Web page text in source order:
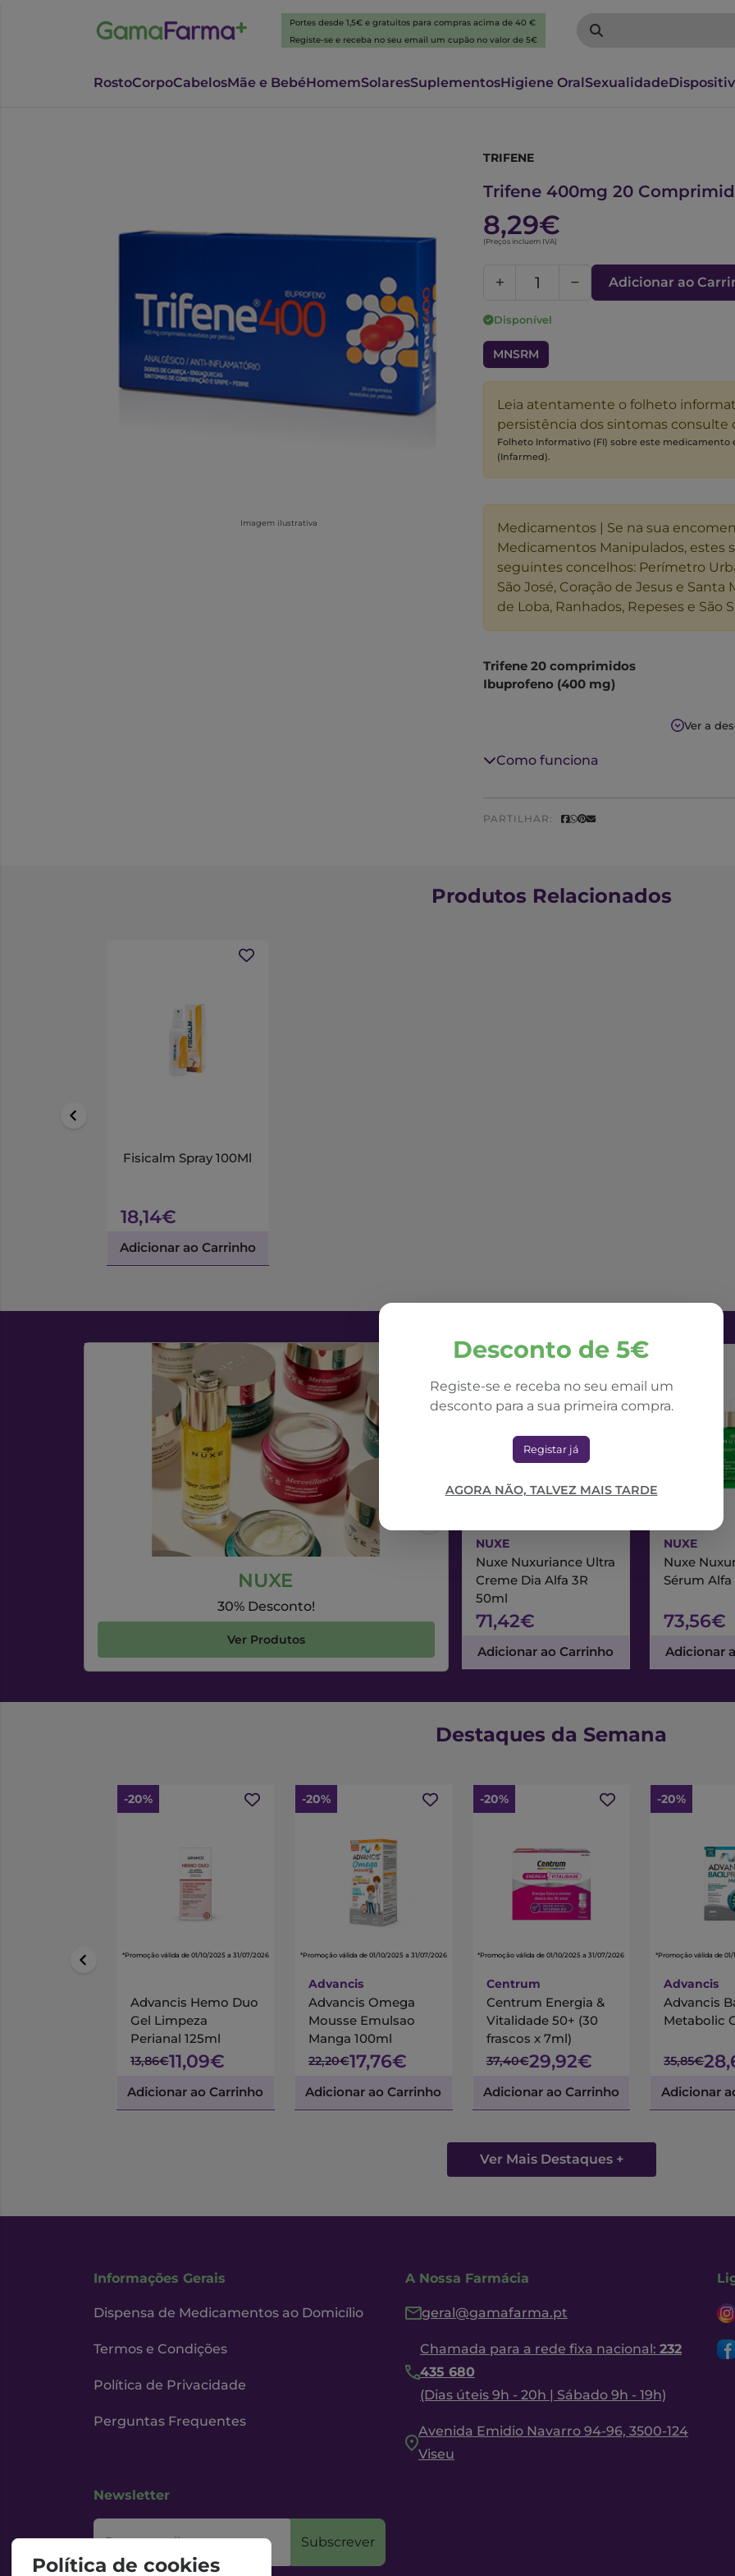
Portes desde 1,5€ e gratuitos para compras acima de 40 €
Registe-se e receba no seu email um cupão no valor de 5€
RostoCorpoCabelosMãe e BebéHomemSolaresSuplementosHigiene OralSexualidade
Imagem ilustrativa
TRIFENE
Trifene 400mg 20
8,29€
(Preços incluem IVA)
Adicionar ao
Disponível
MNSRM
Leia atentamente o folheto
persistência dos sintomas
Folheto Informativo (FI) sobre este
(Infarmed).
Medicamentos | Se na sua
Medicamentos Manipulados, estes
seguintes concelhos: Perímetro
São José, Coração de Jesus e Santa
de Loba, Ranhados, Repeses e São
Trifene 20 comprimidos
Ibuprofeno (400 mg)
Trifene 400 é um anti-inflamatório,
dor ligeira a moderada, como dor de
menstruais, dores de costas, e da
constipações.
Ver a
Como funciona
PARTILHAR:
Desconto de 5€
Registe-se e receba no seu email um
desconto para a sua primeira compra.
Registar já
AGORA NÃO, TALVEZ MAIS TARDE
Produtos Relacionados
Fisicalm Spray 100Ml
18,14€
Adicionar ao Carrinho
NUXE
30% Desconto!
Ver Produtos
NUXE
Nuxe Nuxuriance Ultra
Creme Dia Alfa 3R
50ml
71,42€
Adicionar ao Carrinho
NUXE
Nuxe
Sérum
73,56€
Adicionar
Destaques da Semana
-20%
*Promoção válida de 01/10/2025 a 31/07/2026
Advancis Hemo Duo
Gel Limpeza
Perianal 125ml
13,86€11,09€
Adicionar ao Carrinho
-20%
*Promoção válida de 01/10/2025 a 31/07/2026
Advancis
Advancis Omega
Mousse Emulsao
Manga 100ml
22,20€17,76€
Adicionar ao Carrinho
-20%
*Promoção válida de 01/10/2025 a 31/07/2026
Centrum
Centrum Energia &
Vitalidade 50+ (30
frascos x 7ml)
37,40€29,92€
Adicionar ao Carrinho
-20%
*Promoção válida de
Advancis
Advancis
Metabolic
35,85€
Adicionar
Ver Mais Destaques +
Informações Gerais
Dispensa de Medicamentos ao Domicílio
Termos e Condições
Política de Privacidade
Perguntas Frequentes
A Nossa Farmácia
geral@gamafarma.pt
Chamada para a rede fixa nacional: 232
435 680
(Dias úteis 9h - 20h | Sábado 9h - 19h)
Avenida Emidio Navarro 94-96, 3500-124
Viseu
Newsletter
O seu email Subscrever
Política de cookies